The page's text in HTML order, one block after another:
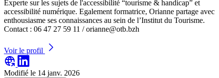
Experte sur les sujets de l'accessibilité “tourisme & handicap” et
accessibilité numérique. Egalement formatrice, Orianne partage avec
enthousiasme ses connaissances au sein de l’Institut du Tourisme.
Contact : 06 47 27 59 11 / orianne@otb.bzh
Voir le profil
Modifié le 14 janv. 2026